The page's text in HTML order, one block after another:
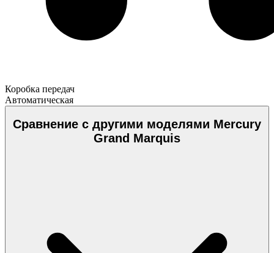
Коробка передач
Автоматическая
Сравнение с другими моделями Mercury
Grand Marquis